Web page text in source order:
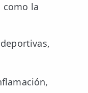
como la